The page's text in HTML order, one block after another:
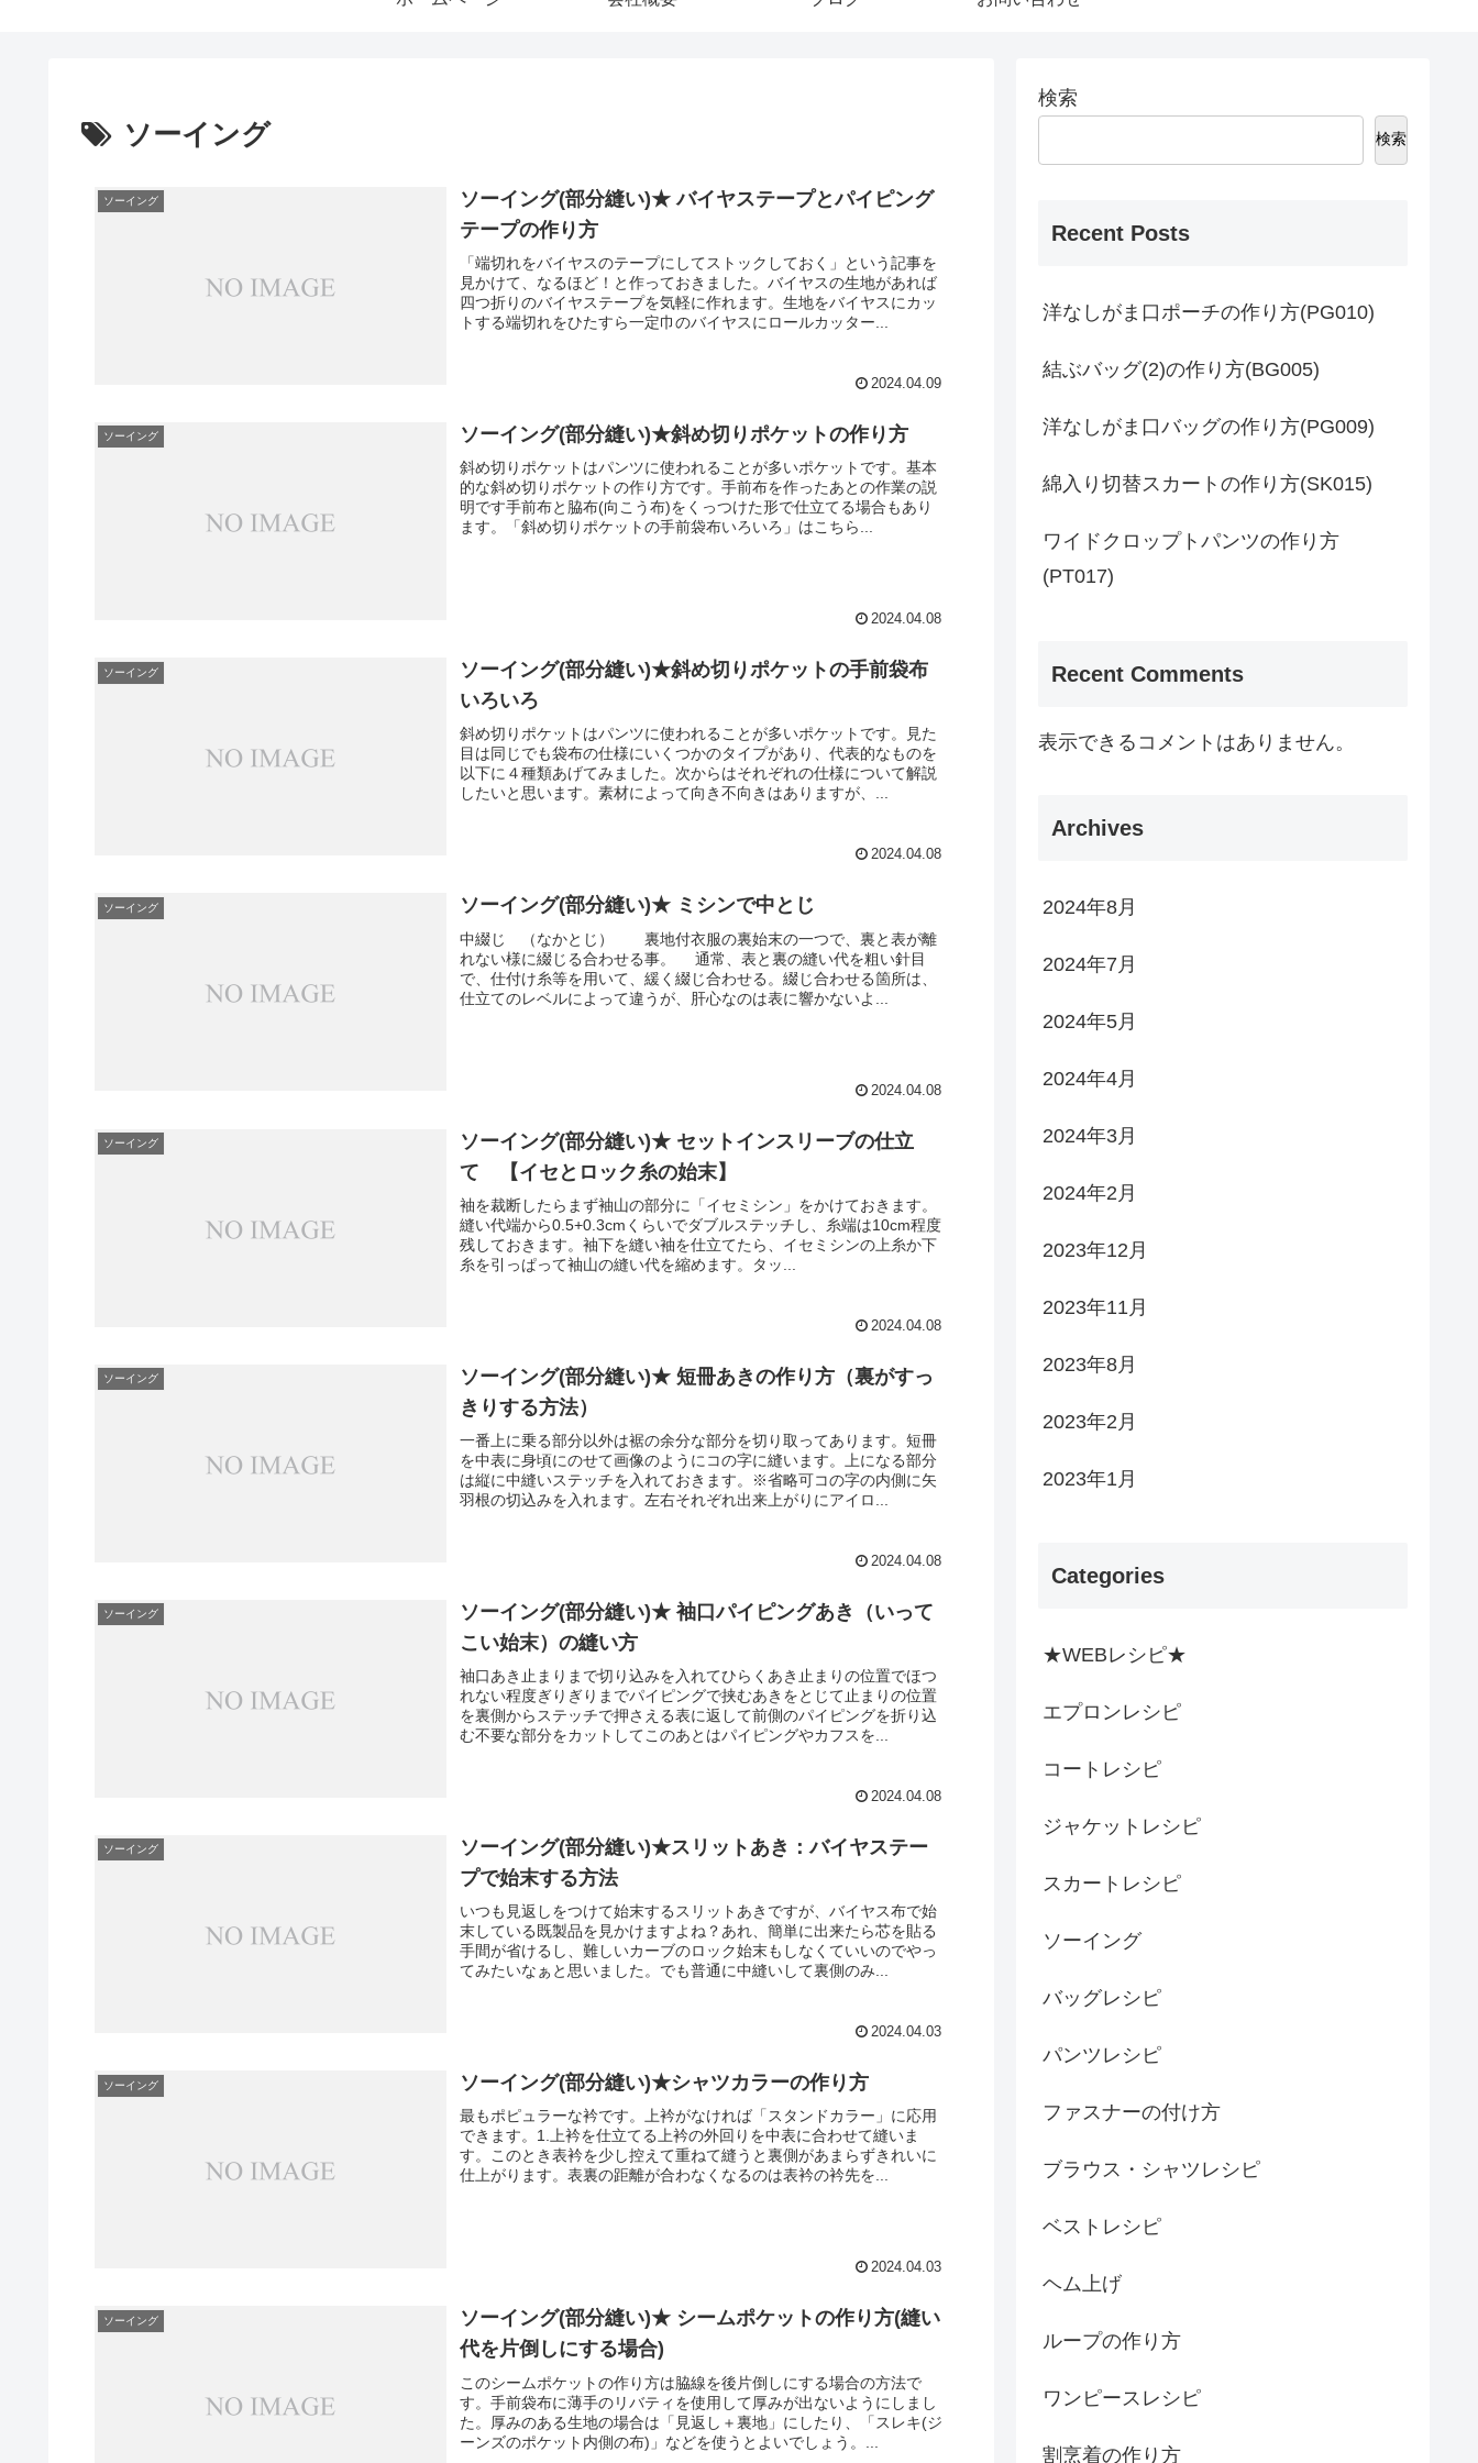
ソーイング
ソーイング
ソーイング(部分縫い)★ バイヤステープとパイピング
テープの作り方
「端切れをバイヤスのテープにしてストックしておく」という記事を
見かけて、なるほど！と作っておきました。バイヤスの生地があれば
四つ折りのバイヤステープを気軽に作れます。生地をバイヤスにカッ
トする端切れをひたすら一定巾のバイヤスにロールカッター...
2024.04.09
ソーイング ソーイング(部分縫い)★斜め切りポケットの作り方
斜め切りポケットはパンツに使われることが多いポケットです。基本
的な斜め切りポケットの作り方です。手前布を作ったあとの作業の説
明です手前布と脇布(向こう布)をくっつけた形で仕立てる場合もあり
ます。「斜め切りポケットの手前袋布いろいろ」はこちら...
2024.04.08
ソーイング
ソーイング(部分縫い)★斜め切りポケットの手前袋布
いろいろ
斜め切りポケットはパンツに使われることが多いポケットです。見た
目は同じでも袋布の仕様にいくつかのタイプがあり、代表的なものを
以下に４種類あげてみました。次からはそれぞれの仕様について解説
したいと思います。素材によって向き不向きはありますが、...
2024.04.08
ソーイング ソーイング(部分縫い)★ ミシンで中とじ
中綴じ （なかとじ） 裏地付衣服の裏始末の一つで、裏と表が離
れない様に綴じる合わせる事。 通常、表と裏の縫い代を粗い針目
で、仕付け糸等を用いて、緩く綴じ合わせる。綴じ合わせる箇所は、
仕立てのレベルによって違うが、肝心なのは表に響かないよ...
2024.04.08
ソーイング
ソーイング(部分縫い)★ セットインスリーブの仕立
て 【イセとロック糸の始末】
袖を裁断したらまず袖山の部分に「イセミシン」をかけておきます。
縫い代端から0.5+0.3cmくらいでダブルステッチし、糸端は10cm程度
残しておきます。袖下を縫い袖を仕立てたら、イセミシンの上糸か下
糸を引っぱって袖山の縫い代を縮めます。タッ...
2024.04.08
ソーイング
ソーイング(部分縫い)★ 短冊あきの作り方（裏がすっ
きりする方法）
一番上に乗る部分以外は裾の余分な部分を切り取ってあります。短冊
を中表に身頃にのせて画像のようにコの字に縫います。上になる部分
は縦に中縫いステッチを入れておきます。※省略可コの字の内側に矢
羽根の切込みを入れます。左右それぞれ出来上がりにアイロ...
2024.04.08
ソーイング
ソーイング(部分縫い)★ 袖口パイピングあき（いって
こい始末）の縫い方
袖口あき止まりまで切り込みを入れてひらくあき止まりの位置でほつ
れない程度ぎりぎりまでパイピングで挟むあきをとじて止まりの位置
を裏側からステッチで押さえる表に返して前側のパイピングを折り込
む不要な部分をカットしてこのあとはパイピングやカフスを...
2024.04.08
ソーイング
ソーイング(部分縫い)★スリットあき：バイヤステー
プで始末する方法
いつも見返しをつけて始末するスリットあきですが、バイヤス布で始
末している既製品を見かけますよね？あれ、簡単に出来たら芯を貼る
手間が省けるし、難しいカーブのロック始末もしなくていいのでやっ
てみたいなぁと思いました。でも普通に中縫いして裏側のみ...
2024.04.03
ソーイング ソーイング(部分縫い)★シャツカラーの作り方
最もポピュラーな衿です。上衿がなければ「スタンドカラー」に応用
できます。1.上衿を仕立てる上衿の外回りを中表に合わせて縫いま
す。このとき表衿を少し控えて重ねて縫うと裏側があまらずきれいに
仕上がります。表裏の距離が合わなくなるのは表衿の衿先を...
2024.04.03
ソーイング
ソーイング(部分縫い)★ シームポケットの作り方(縫い
代を片倒しにする場合)
このシームポケットの作り方は脇線を後片倒しにする場合の方法で
す。手前袋布に薄手のリバティを使用して厚みが出ないようにしまし
た。厚みのある生地の場合は「見返し＋裏地」にしたり、「スレキ(ジ
ーンズのポケット内側の布)」などを使うとよいでしょう。...
検索
検索
Recent Posts
洋なしがま口ポーチの作り方(PG010)
結ぶバッグ(2)の作り方(BG005)
洋なしがま口バッグの作り方(PG009)
綿入り切替スカートの作り方(SK015)
ワイドクロップトパンツの作り方
(PT017)
Recent Comments
表示できるコメントはありません。
Archives
2024年8月
2024年7月
2024年5月
2024年4月
2024年3月
2024年2月
2023年12月
2023年11月
2023年8月
2023年2月
2023年1月
Categories
★WEBレシピ★
エプロンレシピ
コートレシピ
ジャケットレシピ
スカートレシピ
ソーイング
バッグレシピ
パンツレシピ
ファスナーの付け方
ブラウス・シャツレシピ
ベストレシピ
ヘム上げ
ループの作り方
ワンピースレシピ
割烹着の作り方